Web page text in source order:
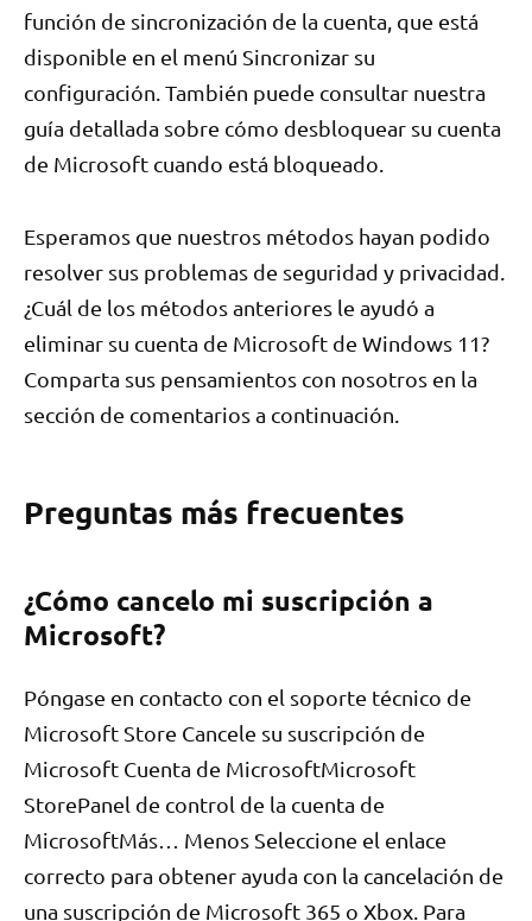
función de sincronización de la cuenta, que está
disponible en el menú Sincronizar su
configuración. También puede consultar nuestra
guía detallada sobre cómo desbloquear su cuenta
de Microsoft cuando está bloqueado.
Esperamos que nuestros métodos hayan podido
resolver sus problemas de seguridad y privacidad.
¿Cuál de los métodos anteriores le ayudó a
eliminar su cuenta de Microsoft de Windows 11?
Comparta sus pensamientos con nosotros en la
sección de comentarios a continuación.
Preguntas más frecuentes
¿Cómo cancelo mi suscripción a
Microsoft?
Póngase en contacto con el soporte técnico de
Microsoft Store Cancele su suscripción de
Microsoft Cuenta de MicrosoftMicrosoft
StorePanel de control de la cuenta de
MicrosoftMás… Menos Seleccione el enlace
correcto para obtener ayuda con la cancelación de
una suscripción de Microsoft 365 o Xbox. Para